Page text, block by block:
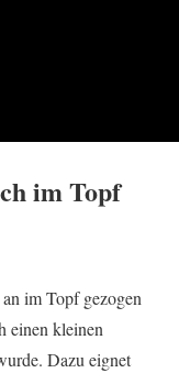
im Topf
im Topf gezogen
einen kleinen
Dazu eignet